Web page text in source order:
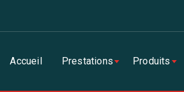
Accueil Prestations Produits